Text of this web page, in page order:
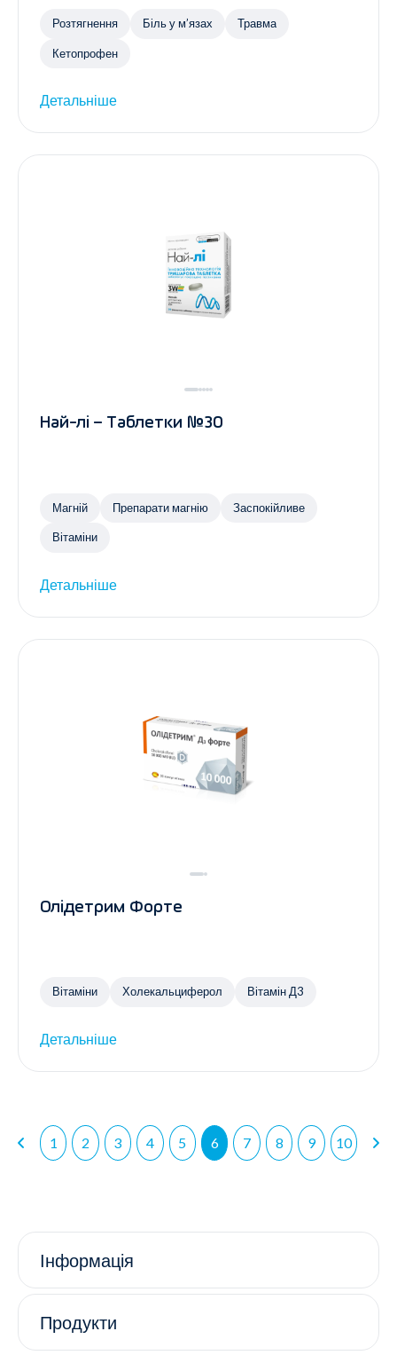
Розтягнення Біль у м’язах Травма
Кетопрофен
Детальніше
Най-лі – Таблетки №30
Магній Препарати магнію Заспокійливе
Вітаміни
Детальніше
Олідетрим Форте
Вітаміни Холекальциферол Вітамін Д3
Детальніше
1 2 3 4 5 6 7 8 9 10
Інформація
Продукти